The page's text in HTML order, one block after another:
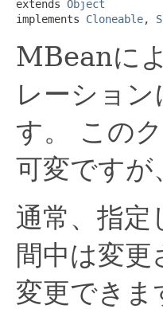
extends Object
implements Cloneable,
MBeanに
レーショ
す。
この
可変ですが
通常、指
間中は変更
変更できま